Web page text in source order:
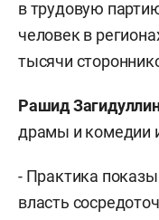
в трудовую
человек в
тысячи
Рашид
драмы и комедии
- Практика
власть